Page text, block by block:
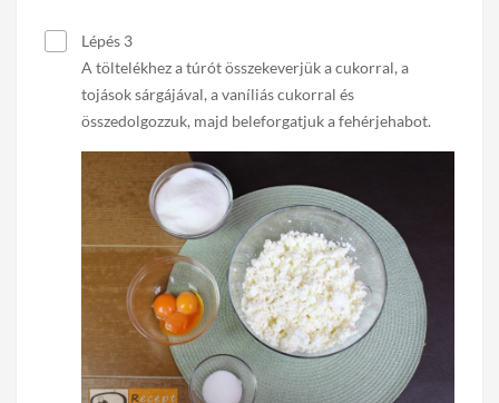
Lépés 3
A töltelékhez a túrót összekeverjük a cukorral, a
tojások sárgájával, a vaníliás cukorral és
összedolgozzuk, majd beleforgatjuk a fehérjehabot.